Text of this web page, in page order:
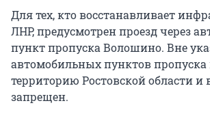
Для тех, кто восстанавливает
ЛНР, предусмотрен проезд через
пункт пропуска Волошино. Вне
автомобильных пунктов пропуска
территорию Ростовской области и
запрещен.